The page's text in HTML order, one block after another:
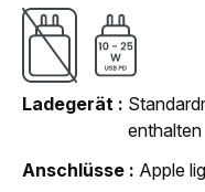
Ladegerät
enthalten
Anschlüsse
Apple